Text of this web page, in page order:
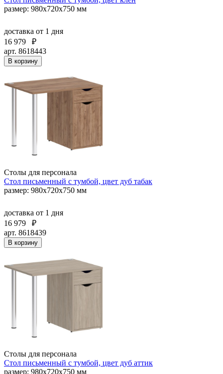
размер: 980х720х750 мм
доставка от 1 дня
16 979
₽
арт. 8618443
В корзину
Столы для персонала
Стол письменный с тумбой, цвет дуб табак
размер: 980х720х750 мм
доставка от 1 дня
16 979
₽
арт. 8618439
В корзину
Столы для персонала
Стол письменный с тумбой, цвет дуб аттик
размер: 980х720х750 мм